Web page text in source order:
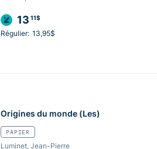
13 11$
Régulier: 13,95$
Origines du monde (Les)
PAPIER
Luminet, Jean-Pierre